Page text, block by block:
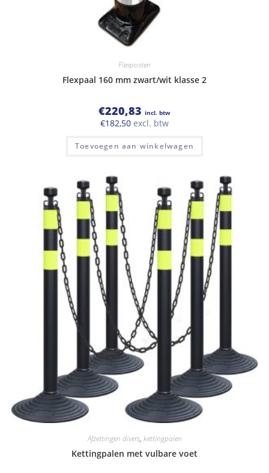
Flexposten
Flexpaal 160 mm zwart/wit klasse 2
€220,83 incl. btw
€182,50 excl. btw
Toevoegen aan winkelwagen
Afzettingen divers, kettingpalen
Kettingpalen met vulbare voet